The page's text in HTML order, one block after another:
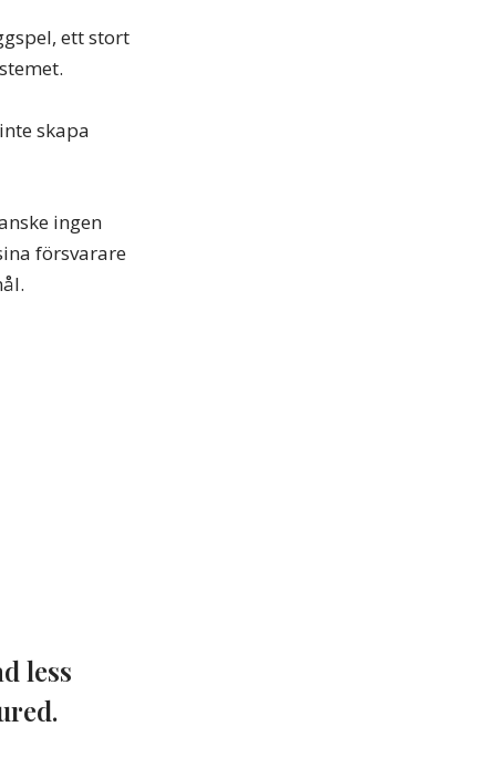
ett stort
skapa
ingen
försvarare
less